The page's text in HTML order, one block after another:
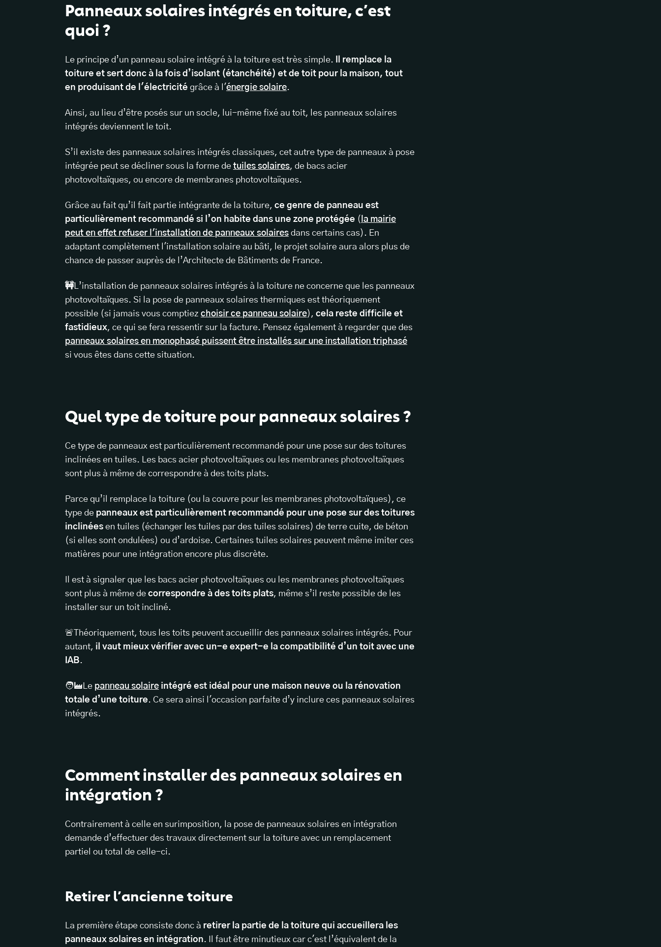
Panneaux solaires intégrés en toiture, c’est
quoi ?
Le principe d’un panneau solaire intégré à la toiture est très simple. Il remplace la
toiture et sert donc à la fois d’isolant (étanchéité) et de toit pour la maison, tout
en produisant de l'électricité grâce à l'énergie solaire.
Ainsi, au lieu d’être posés sur un socle, lui-même fixé au toit, les panneaux solaires
intégrés deviennent le toit.
S’il existe des panneaux solaires intégrés classiques, cet autre type de panneaux à pose
intégrée peut se décliner sous la forme de tuiles solaires, de bacs acier
photovoltaïques, ou encore de membranes photovoltaïques.
Grâce au fait qu’il fait partie intégrante de la toiture, ce genre de panneau est
particulièrement recommandé si l’on habite dans une zone protégée ( la mairie
peut en effet refuser l'installation de panneaux solaires dans certains cas). En
adaptant complètement l'installation solaire au bâti, le projet solaire aura alors plus de
chance de passer auprès de l’Architecte de Bâtiments de France.
🚧L’installation de panneaux solaires intégrés à la toiture ne concerne que les panneaux
photovoltaïques. Si la pose de panneaux solaires thermiques est théoriquement
possible (si jamais vous comptiez choisir ce panneau solaire), cela reste difficile et
fastidieux, ce qui se fera ressentir sur la facture. Pensez également à regarder que des
panneaux solaires en monophasé puissent être installés sur une installation triphasé
si vous êtes dans cette situation.
Quel type de toiture pour panneaux solaires ?
Ce type de panneaux est particulièrement recommandé pour une pose sur des toitures
inclinées en tuiles. Les bacs acier photovoltaïques ou les membranes photovoltaïques
sont plus à même de correspondre à des toits plats.
Parce qu’il remplace la toiture (ou la couvre pour les membranes photovoltaïques), ce
type de panneaux est particulièrement recommandé pour une pose sur des toitures
inclinées en tuiles (échanger les tuiles par des tuiles solaires) de terre cuite, de béton
(si elles sont ondulées) ou d’ardoise. Certaines tuiles solaires peuvent même imiter ces
matières pour une intégration encore plus discrète.
Il est à signaler que les bacs acier photovoltaïques ou les membranes photovoltaïques
sont plus à même de correspondre à des toits plats, même s’il reste possible de les
installer sur un toit incliné.
🚨Théoriquement, tous les toits peuvent accueillir des panneaux solaires intégrés. Pour
autant, il vaut mieux vérifier avec un-e expert-e la compatibilité d’un toit avec une
IAB.
🧑‍🏭Le panneau solaire intégré est idéal pour une maison neuve ou la rénovation
totale d’une toiture. Ce sera ainsi l'occasion parfaite d’y inclure ces panneaux solaires
intégrés.
Comment installer des panneaux solaires en
intégration ?
Contrairement à celle en surimposition, la pose de panneaux solaires en intégration
demande d’effectuer des travaux directement sur la toiture avec un remplacement
partiel ou total de celle-ci.
Retirer l’ancienne toiture
La première étape consiste donc à retirer la partie de la toiture qui accueillera les
panneaux solaires en intégration. Il faut être minutieux car c'est l’équivalent de la